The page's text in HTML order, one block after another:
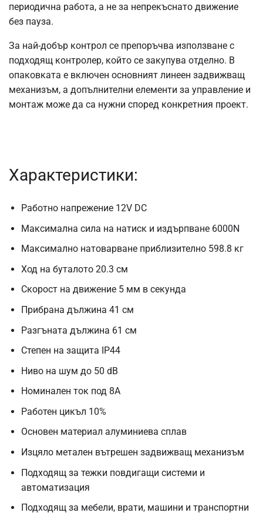
периодична работа, а не за непрекъснато движение
без пауза.
За най-добър контрол се препоръчва използване с
подходящ контролер, който се закупува отделно. В
опаковката е включен основният линеен задвижващ
механизъм, а допълнителни елементи за управление и
монтаж може да са нужни според конкретния проект.
Характеристики:
Работно напрежение 12V DC
Максимална сила на натиск и издърпване 6000N
Максимално натоварване приблизително 598.8 кг
Ход на буталото 20.3 см
Скорост на движение 5 мм в секунда
Прибрана дължина 41 см
Разгъната дължина 61 см
Степен на защита IP44
Ниво на шум до 50 dB
Номинален ток под 8A
Работен цикъл 10%
Основен материал алуминиева сплав
Изцяло метален вътрешен задвижващ механизъм
Подходящ за тежки повдигащи системи и
автоматизация
Подходящ за мебели, врати, машини и транспортни